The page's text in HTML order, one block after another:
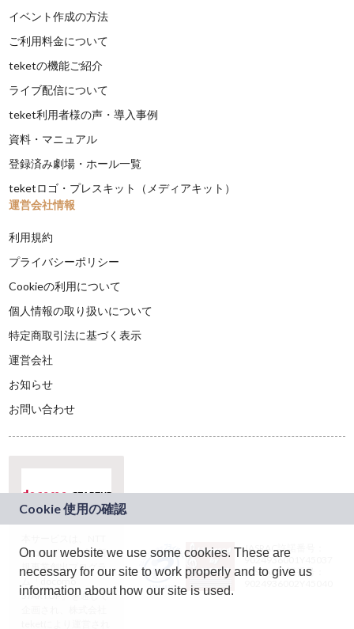
イベント作成の方法
ご利用料金について
teketの機能ご紹介
ライブ配信について
teket利用者様の声・導入事例
資料・マニュアル
登録済み劇場・ホール一覧
teketロゴ・プレスキット（メディアキット）
運営会社情報
利用規約
プライバシーポリシー
Cookieの利用について
個人情報の取り扱いについて
特定商取引法に基づく表示
運営会社
お知らせ
お問い合わせ
ドコモグループの新
規事業創出プログラ
ム「docomo
STARTUP」を通じて
JASRAC許諾番号：
9024936001Y45037
JASRAC許諾番号：
On our website we use some cookies. These are
necessary for our site to work properly and to give us
information about how our site is used.